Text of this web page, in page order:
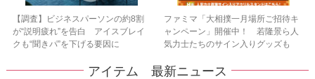
【調査】ビジネスパーソンの約8割
が“説明疲れ”を告白 アイスブレイ
クも“聞きパ”を下げる要因に
ファミマ「大相撲一月場所ご招待キ
ャンペーン」開催中！ 若隆景ら人
気力士たちのサイン入りグッズも
アイテム 最新ニュース